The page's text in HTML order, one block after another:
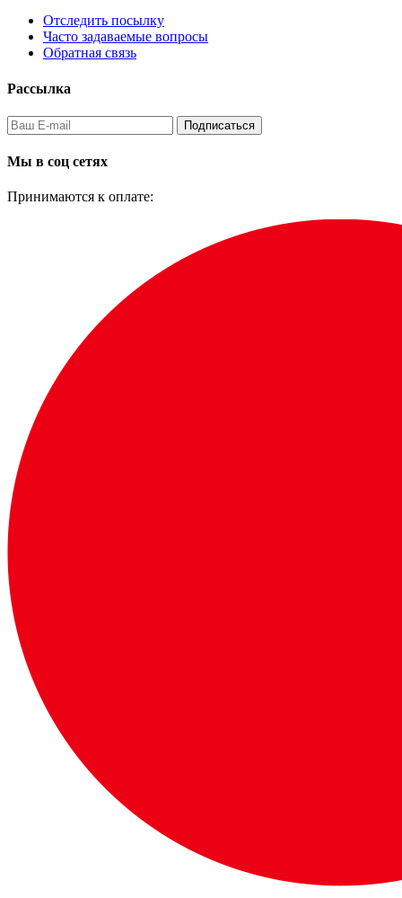
Отследить посылку
Часто задаваемые вопросы
Обратная связь
Рассылка
Подписаться
Мы в соц сетях
Принимаются к оплате: